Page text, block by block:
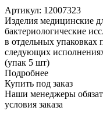
Артикул: 12007323
Изделия медицинские
бактериологические
в отдельных упаковках
следующих
(упак 5 шт)
Подробнее
Купить под заказ
Наши менеджеры
условия заказа